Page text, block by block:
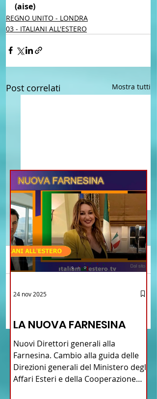
(aise)
REGNO UNITO - LONDRA
03 - ITALIANI ALL'ESTERO
Post correlati Mostra tutti
Brasile La Storia del
Commenti
Scrivi un commento...
LA NUOVA FARNESINA
Nuovi Direttori generali alla
Farnesina. Cambio alla guida delle
Direzioni generali del Ministero degli
Affari Esteri e della Cooperazione
24 nov 2025